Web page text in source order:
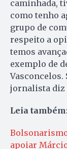
caminhada,
como tenho
grupo de
respeito a
temos
exemplo de
Vasconcelos.
jornalista diz
Leia
apoiar